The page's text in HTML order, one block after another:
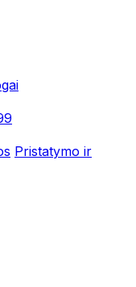
Pristatymo ir